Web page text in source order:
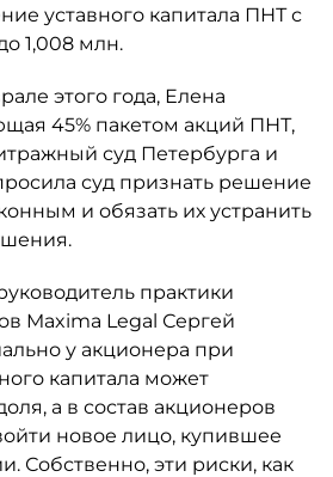
уставного капитала ПНТ с
1,008 млн.
этого года, Елена
45% пакетом акций ПНТ,
суд Петербурга и
суд признать решение
и обязать их устранить
практики
Maxima Legal Сергей
у акционера при
капитала может
а в состав акционеров
новое лицо, купившее
Собственно, эти риски, как